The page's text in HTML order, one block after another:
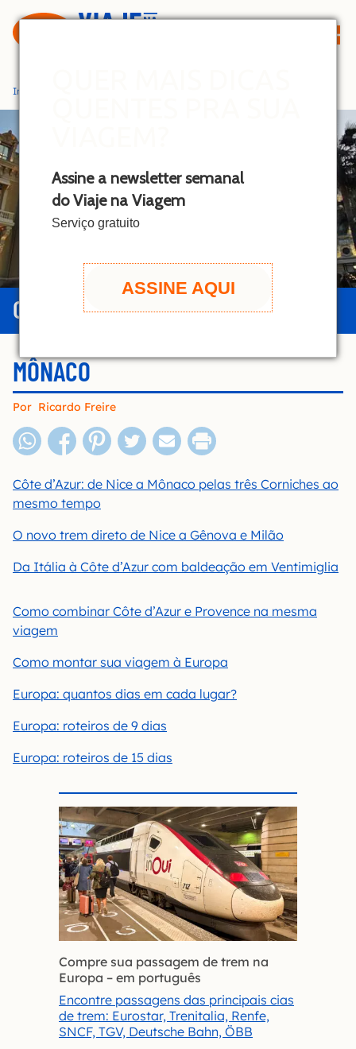
Assine a newsletter semanal
do Viaje na Viagem
Serviço gratuito
ASSINE AQUI
o
n
t
e
n
t
Início
GUIA DE MÔNACO
MÔNACO
Por Ricardo Freire
Côte d’Azur: de Nice a Mônaco pelas três Corniches ao
mesmo tempo
O novo trem direto de Nice a Gênova e Milão
Da Itália à Côte d’Azur com baldeação em Ventimiglia
Como combinar Côte d’Azur e Provence na mesma
viagem
Como montar sua viagem à Europa
Europa: quantos dias em cada lugar?
Europa: roteiros de 9 dias
Europa: roteiros de 15 dias
Compre sua passagem de trem na
Europa – em português
Encontre passagens das principais cias
de trem: Eurostar, Trenitalia, Renfe,
SNCF, TGV, Deutsche Bahn, ÖBB